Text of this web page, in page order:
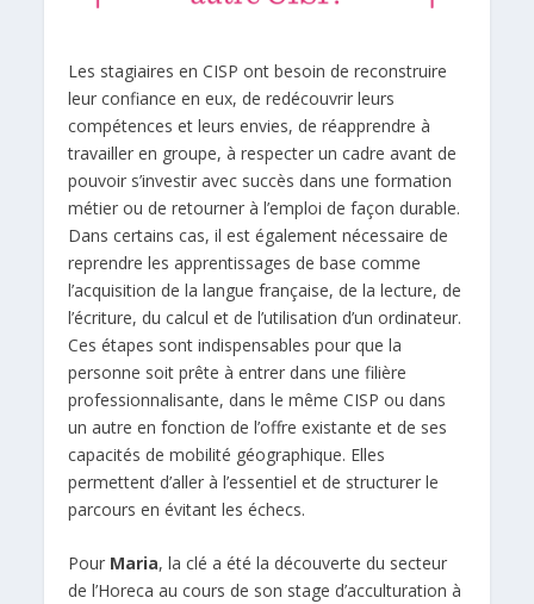
Les stagiaires en CISP ont besoin de reconstruire
leur confiance en eux, de redécouvrir leurs
compétences et leurs envies, de réapprendre à
travailler en groupe, à respecter un cadre avant de
pouvoir s’investir avec succès dans une formation
métier ou de retourner à l’emploi de façon durable.
Dans certains cas, il est également nécessaire de
reprendre les apprentissages de base comme
l’acquisition de la langue française, de la lecture, de
l’écriture, du calcul et de l’utilisation d’un ordinateur.
Ces étapes sont indispensables pour que la
personne soit prête à entrer dans une filière
professionnalisante, dans le même CISP ou dans
un autre en fonction de l’offre existante et de ses
capacités de mobilité géographique. Elles
permettent d’aller à l’essentiel et de structurer le
parcours en évitant les échecs.
Pour Maria, la clé a été la découverte du secteur
de l’Horeca au cours de son stage d’acculturation à